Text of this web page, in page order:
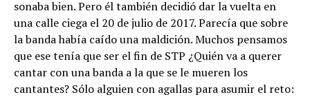
sonaba bien. Pero él también decidió dar la vuelta en
una calle ciega el 20 de julio de 2017. Parecía que sobre
la banda había caído una maldición. Muchos pensamos
que ese tenía que ser el fin de STP ¿Quién va a querer
cantar con una banda a la que se le mueren los
cantantes? Sólo alguien con agallas para asumir el reto: